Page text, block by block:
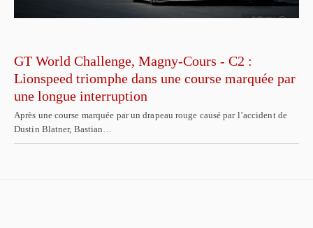
GT World Challenge, Magny-Cours - C2 :
Lionspeed triomphe dans une course marquée par
une longue interruption
Après une course marquée par un drapeau rouge causé par l’accident de
Dustin Blatner, Bastian…